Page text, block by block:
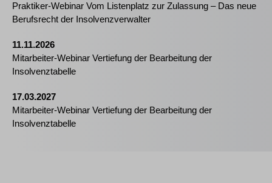
Praktiker-Webinar Vom Listenplatz zur Zulassung – Das neue
Berufsrecht der Insolvenzverwalter
11.11.2026
Mitarbeiter-Webinar Vertiefung der Bearbeitung der
Insolvenztabelle
17.03.2027
Mitarbeiter-Webinar Vertiefung der Bearbeitung der
Insolvenztabelle